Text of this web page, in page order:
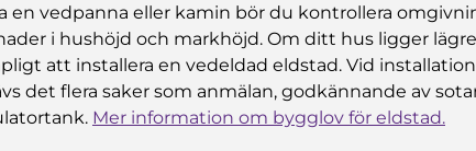
en vedpanna eller kamin bör du kontrollera
i hushöjd och markhöjd. Om ditt hus ligger
att installera en vedeldad eldstad. Vid
det flera saker som anmälan, godkännande av
Mer information om bygglov för eldstad.